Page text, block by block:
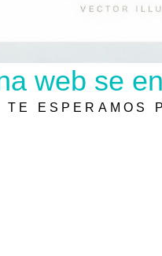
web se
TE ESPERAMOS